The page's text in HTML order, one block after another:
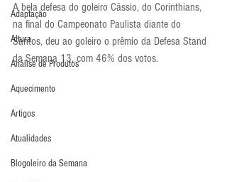
Adaptação
Altura
Análise de Produtos
Aquecimento
Artigos
Atualidades
Blogoleiro da Semana
A bela defesa do goleiro Cássio, do Corinthians,
na final do Campeonato Paulista diante do
Santos, deu ao goleiro o prêmio da Defesa Stand
da Semana 13, com 46% dos votos.